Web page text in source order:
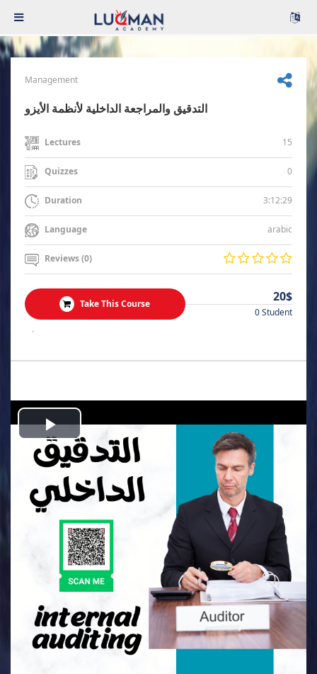
Management
التدقيق والمراجعة الداخلية لأنظمة الأيزو
Lectures 15
Quizzes 0
Duration 3:12:29
Language arabic
Reviews (0)
Take This Course 20$
0 Student
.
Play
Video